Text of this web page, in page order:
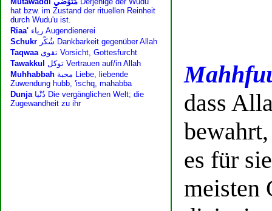
dass
es für
meisten